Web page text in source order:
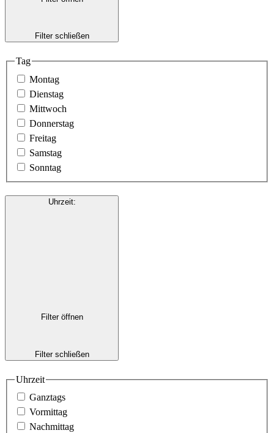
Filter schließen
Tag
Montag
Dienstag
Mittwoch
Donnerstag
Freitag
Samstag
Sonntag
Uhrzeit:
Filter öffnen
Filter schließen
Uhrzeit
Ganztags
Vormittag
Nachmittag